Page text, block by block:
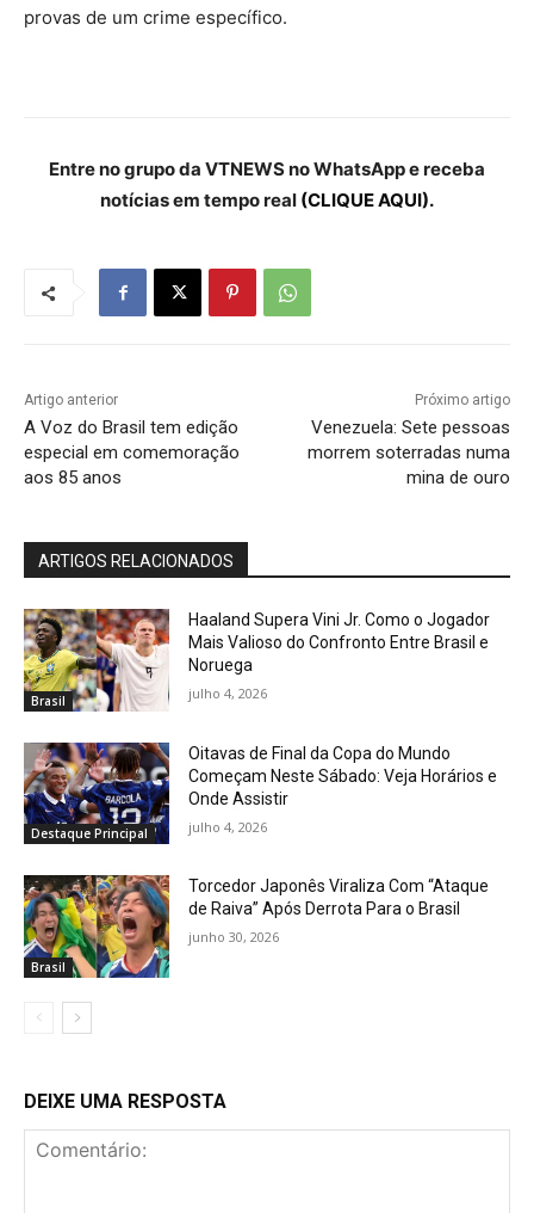
provas de um crime específico.
Entre no grupo da VTNEWS no WhatsApp e receba
notícias em tempo real (CLIQUE AQUI).
Artigo anterior
A Voz do Brasil tem edição
especial em comemoração
aos 85 anos
Próximo artigo
Venezuela: Sete pessoas
morrem soterradas numa
mina de ouro
ARTIGOS RELACIONADOS
Brasil
Haaland Supera Vini Jr. Como o Jogador
Mais Valioso do Confronto Entre Brasil e
Noruega
julho 4, 2026
Destaque Principal
Oitavas de Final da Copa do Mundo
Começam Neste Sábado: Veja Horários e
Onde Assistir
julho 4, 2026
Brasil
Torcedor Japonês Viraliza Com “Ataque
de Raiva” Após Derrota Para o Brasil
junho 30, 2026
DEIXE UMA RESPOSTA